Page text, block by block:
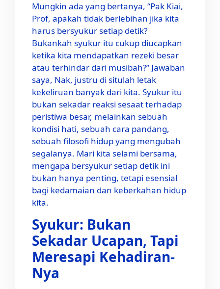
Mungkin ada yang bertanya, “Pak Kiai,
Prof, apakah tidak berlebihan jika kita
harus bersyukur setiap detik?
Bukankah syukur itu cukup diucapkan
ketika kita mendapatkan rezeki besar
atau terhindar dari musibah?” Jawaban
saya, Nak, justru di situlah letak
kekeliruan banyak dari kita. Syukur itu
bukan sekadar reaksi sesaat terhadap
peristiwa besar, melainkan sebuah
kondisi hati, sebuah cara pandang,
sebuah filosofi hidup yang mengubah
segalanya. Mari kita selami bersama,
mengapa bersyukur setiap detik ini
bukan hanya penting, tetapi esensial
bagi kedamaian dan keberkahan hidup
kita.
Syukur: Bukan
Sekadar Ucapan, Tapi
Meresapi Kehadiran-
Nya